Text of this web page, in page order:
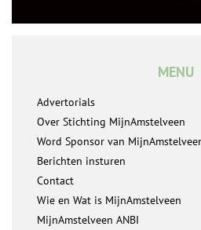
MENU
Advertorials
Over Stichting MijnAmstelveen
Word Sponsor van
Berichten insturen
Contact
Wie en Wat is MijnAmstelveen
MijnAmstelveen ANBI